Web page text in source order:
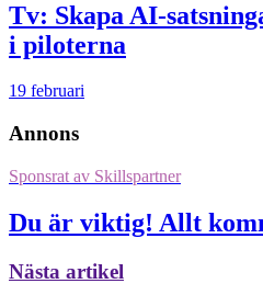
Tv: Skapa AI-
i piloterna
19 februari
Annons
Sponsrat av Skillspartner
Du är viktig! Allt
Nästa artikel